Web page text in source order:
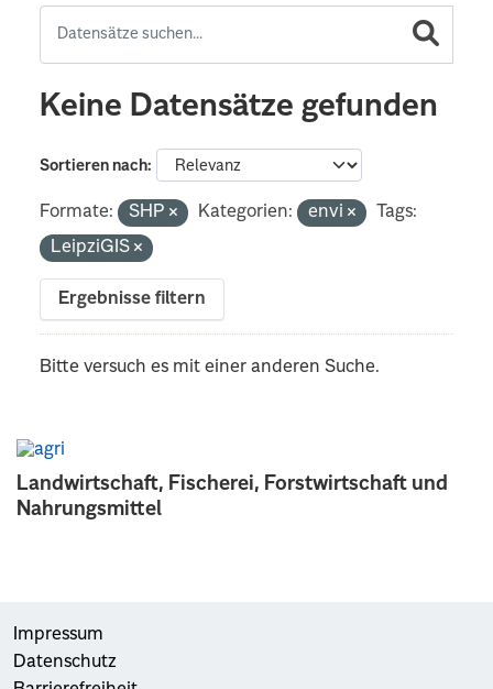
Landwirtschaft, Fischerei, Forstwirtschaft und
Nahrungsmittel
Keine Datensätze gefunden
Sortieren nach
Formate: SHP Kategorien: envi
Tags:
LeipziGIS
Ergebnisse filtern
Bitte versuch es mit einer anderen Suche.
Impressum
Datenschutz